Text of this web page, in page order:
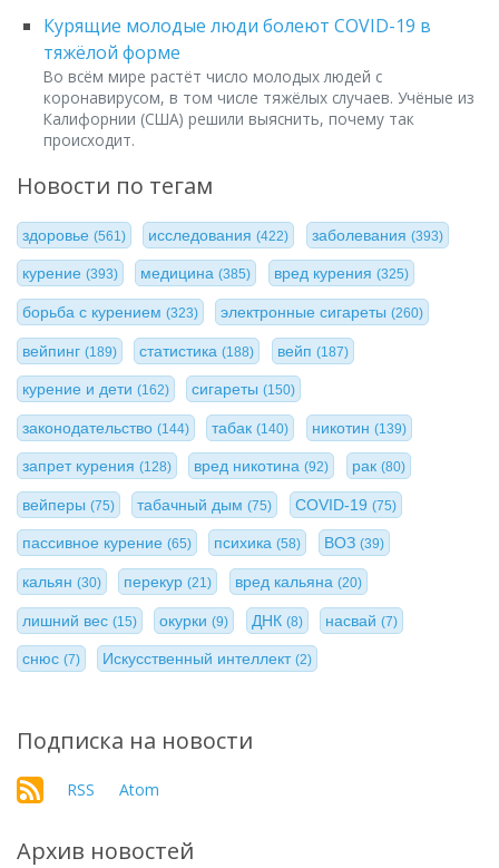
Курящие молодые люди болеют COVID-19 в
тяжёлой форме
Во всём мире растёт число молодых людей c
коронавирусом, в том числе тяжёлых случаев. Учёные из
Калифорнии (США) решили выяснить, почему так
происходит.
Новости по тегам
здоровье (561) исследования(422) заболевания (393)
курение (393) медицина(385) вред курения (325)
борьба с курением (323) электронные сигареты(260)
вейпинг (189) статистика(188) вейп (187)
курение и дети (162) сигареты(150)
законодательство (144) табак(140) никотин (139)
запрет курения (128) вред никотина(92) рак (80)
вейперы (75) табачный дым(75) COVID-19 (75)
пассивное курение (65) психика(58) ВОЗ (39)
кальян (30) перекур(21) вред кальяна (20)
лишний вес (15) окурки(9) ДНК (8) насвай(7)
снюс (7) Искусственный интеллект(2)
Подписка на новости
RSS Atom
Архив новостей